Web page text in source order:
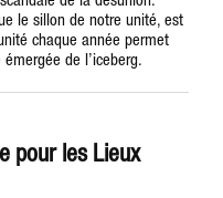
le sillon de notre unité, est
chaque année permet
de l’iceberg.
pour les Lieux